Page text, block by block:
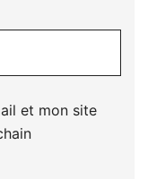
et mon site